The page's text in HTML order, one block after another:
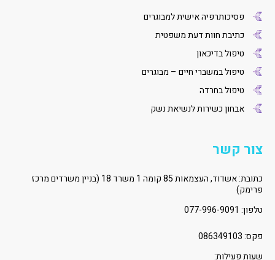
פסיכותרפיה אישית למבוגרים
כתיבת חוות דעת משפטית
טיפול בדיכאון
טיפול במשברי חיים – מבוגרים
טיפול בחרדה
אבחון כשירות לנשיאת נשק
צור קשר
כתובת: אשדוד, העצמאות 85 קומה 1 משרד 18 (בניין משרדים מרכז
פרימק)
טלפון: 077-996-9091
פקס: 086349103
שעות פעילות: